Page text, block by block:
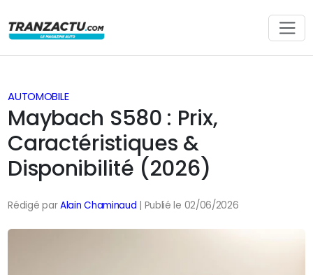
AUTOMOBILE
Maybach S580 : Prix,
Caractéristiques &
Disponibilité (2026)
Rédigé parAlain Chaminaud | Publié le 02/06/2026